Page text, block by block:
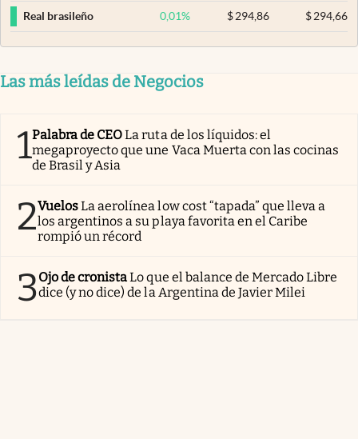
Real brasileño 0,01% $ 294,86 $294,66
Las más leídas de Negocios
1Palabra de CEOLa ruta de los líquidos: el
megaproyecto que une Vaca Muerta con las cocinas
de Brasil y Asia
2VuelosLa aerolínea low cost “tapada” que lleva a
los argentinos a su playa favorita en el Caribe
rompió un récord
3Ojo de cronistaLo que el balance de Mercado Libre
dice (y no dice) de la Argentina de Javier Milei